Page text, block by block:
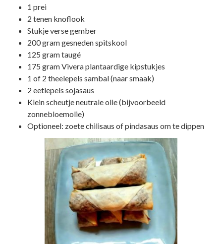
1 prei
2 tenen knoflook
Stukje verse gember
200 gram gesneden spitskool
125 gram taugé
175 gram Vivera plantaardige kipstukjes
1 of 2 theelepels sambal (naar smaak)
2 eetlepels sojasaus
Klein scheutje neutrale olie (bijvoorbeeld
zonnebloemolie)
Optioneel: zoete chilisaus of pindasaus om te dippen